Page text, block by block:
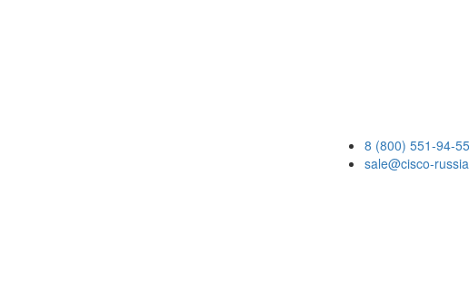
8 (800) 551-94-55
sale@cisco-